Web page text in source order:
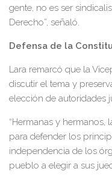
gente, no es ser
Derecho”, señaló.
Defensa de la
Lara remarcó que la
discutir el tema y
elección de autoridades
“Hermanas y hermanos,
para defender los
independencia de los
pueblo a elegir a sus